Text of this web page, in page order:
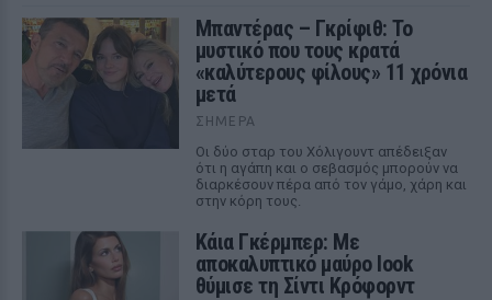
Μπαντέρας – Γκρίφιθ: Το
μυστικό που τους κρατά
«καλύτερους φίλους» 11 χρόνια
μετά
ΣΉΜΕΡΑ
Οι δύο σταρ του Χόλιγουντ απέδειξαν
ότι η αγάπη και ο σεβασμός μπορούν να
διαρκέσουν πέρα από τον γάμο, χάρη και
στην κόρη τους.
Κάια Γκέρμπερ: Με
αποκαλυπτικό μαύρο look
θύμισε τη Σίντι Κρόφορντ